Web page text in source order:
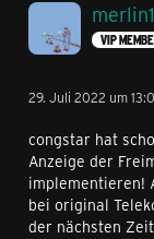
VIP
29. Juli 2022 um
congstar hat
Anzeige der
implementieren!
bei original
der nächsten